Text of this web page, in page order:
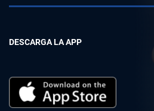
DESCARGA LA APP